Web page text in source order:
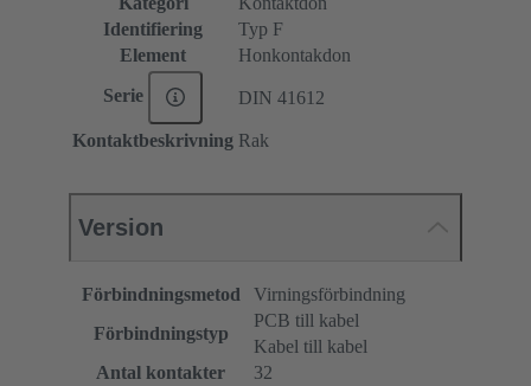
Identifiering
Typ F
Element
Honkontakdon
Serie DIN 41612
Kontaktbeskrivning Rak
Version
Förbindningsmetod
Virningsförbindning
Förbindningstyp
PCB till kabel
Kabel till kabel
Antal kontakter
32